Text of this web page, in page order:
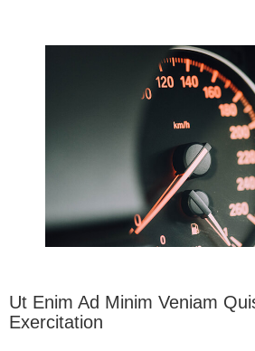
Ut Enim Ad Minim Veniam
Exercitation